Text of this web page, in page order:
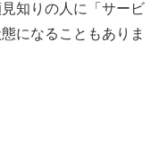
知りの人に「サービ
になることもありま